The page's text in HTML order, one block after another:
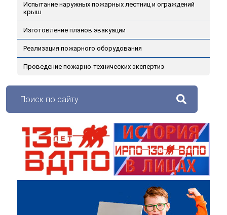
Испытание наружных пожарных лестниц и ограждений
крыш
Изготовление планов эвакуации
Реализация пожарного оборудования
Проведение пожарно-технических экспертиз